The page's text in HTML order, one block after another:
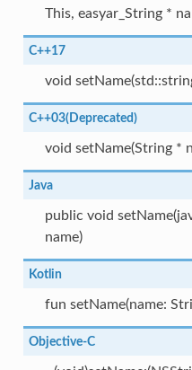
This, easyar_String *
C++17
void
C++03(Deprecated)
void setName(String *
Java
public void
name)
Kotlin
fun setName(name:
Objective-C